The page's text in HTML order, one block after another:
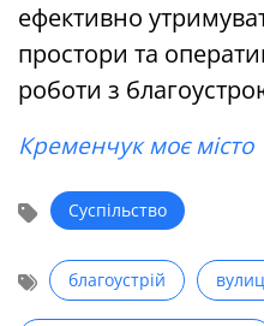
ефективно
простори та
роботи з
Кременчук моє місто
Суспільство
благоустрій